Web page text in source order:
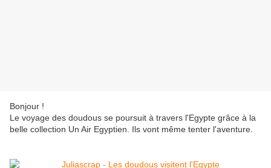
Bonjour !
Le voyage des doudous se poursuit à travers l'Egypte grâce à la
belle collection Un Air Egyptien. Ils vont même tenter l'aventure.